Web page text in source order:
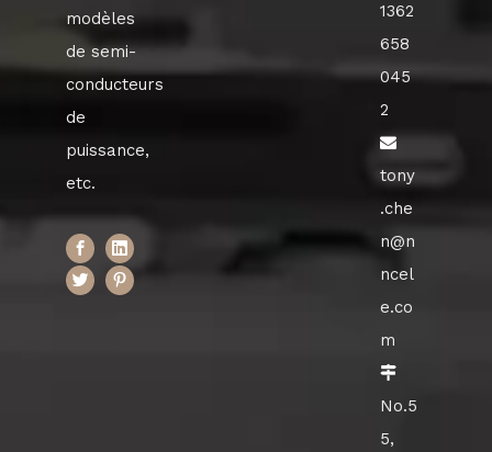
modèles
de semi-
conducteurs
de
puissance,
etc.
1362
658
045
2

tony
.che
n@n
ncel
e.co
m

No.5
5,